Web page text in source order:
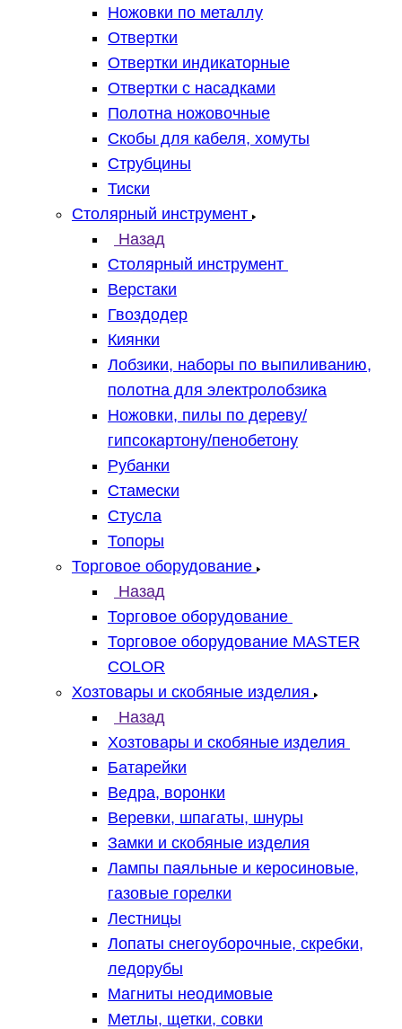
Ножовки по металлу
Отвертки
Отвертки индикаторные
Отвертки с насадками
Полотна ножовочные
Скобы для кабеля, хомуты
Струбцины
Тиски
Столярный инструмент
Назад
Столярный инструмент
Верстаки
Гвоздодер
Киянки
Лобзики, наборы по выпиливанию,
полотна для электролобзика
Ножовки, пилы по дереву/
гипсокартону/пенобетону
Рубанки
Стамески
Стусла
Топоры
Торговое оборудование
Назад
Торговое оборудование
Торговое оборудование MASTER
COLOR
Хозтовары и скобяные изделия
Назад
Хозтовары и скобяные изделия
Батарейки
Ведра, воронки
Веревки, шпагаты, шнуры
Замки и скобяные изделия
Лампы паяльные и керосиновые,
газовые горелки
Лестницы
Лопаты снегоуборочные, скребки,
ледорубы
Магниты неодимовые
Метлы, щетки, совки